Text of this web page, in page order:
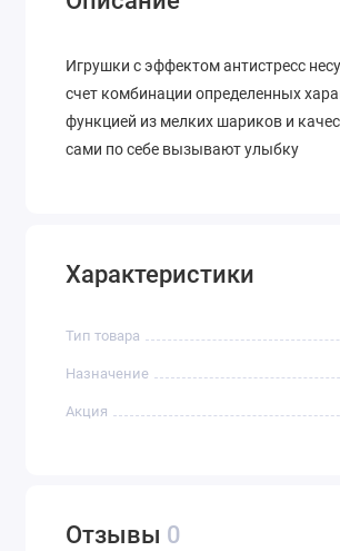
Игрушки с эффектом антистресс
счет комбинации определенных
функцией из мелких шариков и
сами по себе вызывают улыбку
Характеристики
Тип товара
Назначение
Акция
Отзывы 0